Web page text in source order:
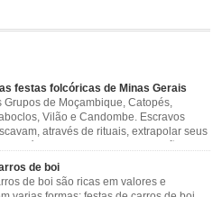
festas folcóricas de Minas Gerais
de Moçambique, Catopés,
Vilão e Candombe. Escravos
através de rituais, extrapolar seus
sua fé. O Congado nasceu da fusão
aos negros pela Igreja, surgindo
Nossa Senhora do […]
de boi
de boi são ricas em valores e